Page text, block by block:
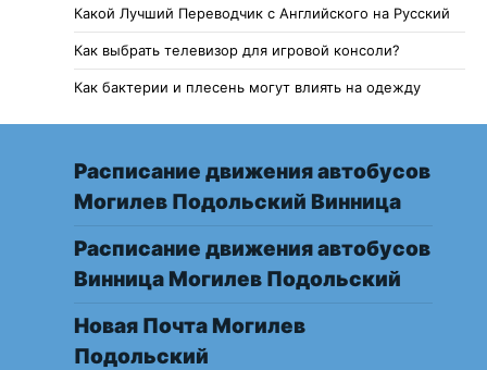
Какой Лучший Переводчик с Английского на Русский
Как выбрать телевизор для игровой консоли?
Как бактерии и плесень могут влиять на одежду
Расписание движения автобусов
Могилев Подольский Винница
Расписание движения автобусов
Винница Могилев Подольский
Новая Почта Могилев
Подольский